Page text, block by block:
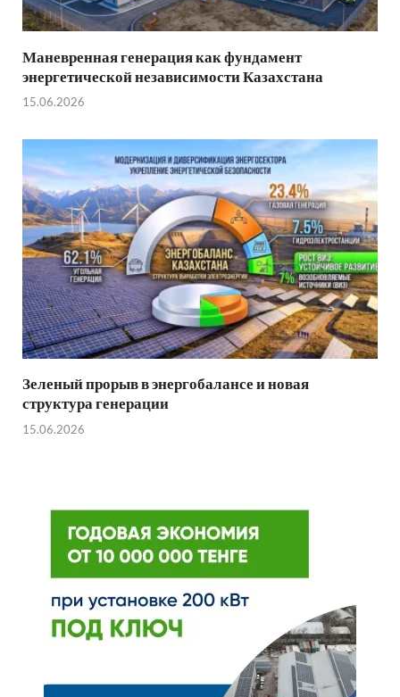
Маневренная генерация как фундамент
энергетической независимости Казахстана
15.06.2026
Зеленый прорыв в энергобалансе и новая
структура генерации
15.06.2026